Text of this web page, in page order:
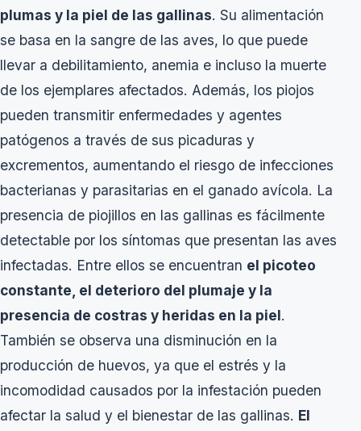
plumas y la piel de las gallinas. Su alimentación
se basa en la sangre de las aves, lo que puede
llevar a debilitamiento, anemia e incluso la muerte
de los ejemplares afectados. Además, los piojos
pueden transmitir enfermedades y agentes
patógenos a través de sus picaduras y
excrementos, aumentando el riesgo de infecciones
bacterianas y parasitarias en el ganado avícola. La
presencia de piojillos en las gallinas es fácilmente
detectable por los síntomas que presentan las aves
infectadas. Entre ellos se encuentran el picoteo
constante, el deterioro del plumaje y la
presencia de costras y heridas en la piel.
También se observa una disminución en la
producción de huevos, ya que el estrés y la
incomodidad causados por la infestación pueden
afectar la salud y el bienestar de las gallinas. El